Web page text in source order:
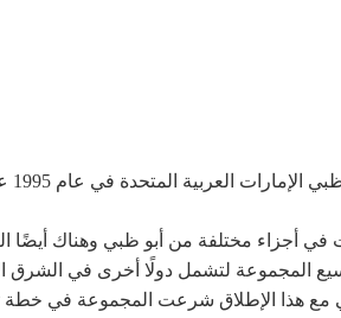
أجزاء مختلفة من أبو ظبي وهناك أيضًا
في دبي مع هذا الإطلاق شرعت المجموعة